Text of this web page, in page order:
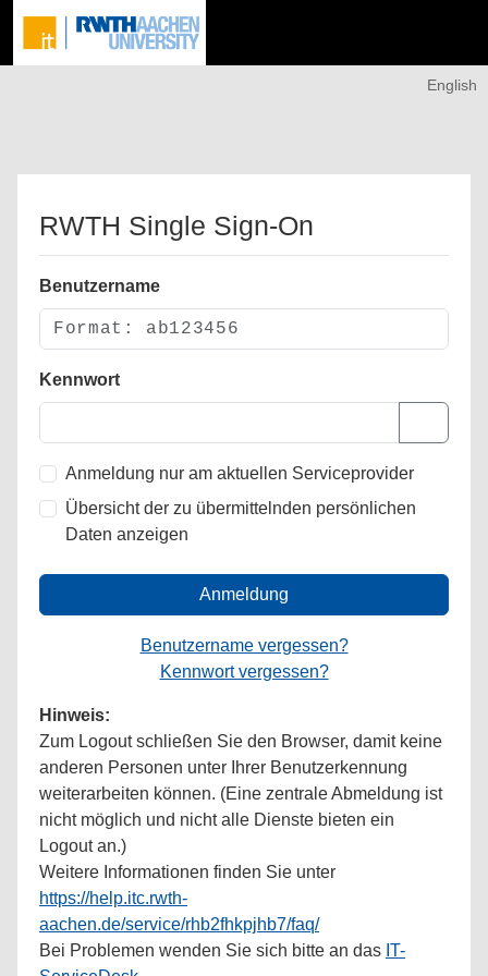
English
RWTH Single Sign-On
Benutzername
Kennwort
Anmeldung nur am aktuellen Serviceprovider
Übersicht der zu übermittelnden persönlichen
Daten anzeigen
Anmeldung
Benutzername vergessen?
Kennwort vergessen?
Hinweis:
Zum Logout schließen Sie den Browser, damit keine
anderen Personen unter Ihrer Benutzerkennung
weiterarbeiten können. (Eine zentrale Abmeldung ist
nicht möglich und nicht alle Dienste bieten ein
Logout an.)
Weitere Informationen finden Sie unter
https://help.itc.rwth-
aachen.de/service/rhb2fhkpjhb7/faq/
Bei Problemen wenden Sie sich bitte an das IT-